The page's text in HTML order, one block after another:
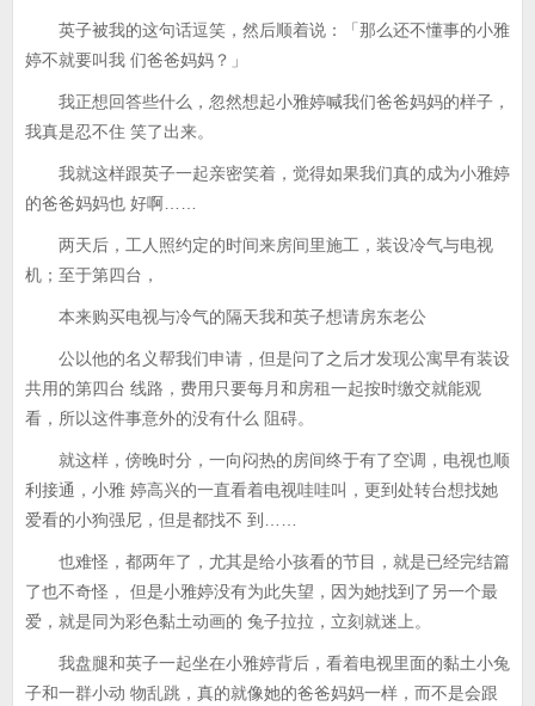
英子被我的这句话逗笑，然后顺着说：「那么还不懂事的小雅
婷不就要叫我 们爸爸妈妈？」
我正想回答些什么，忽然想起小雅婷喊我们爸爸妈妈的样子，
我真是忍不住 笑了出来。
我就这样跟英子一起亲密笑着，觉得如果我们真的成为小雅婷
的爸爸妈妈也 好啊……
两天后，工人照约定的时间来房间里施工，装设冷气与电视
机；至于第四台，
本来购买电视与冷气的隔天我和英子想请房东老公
公以他的名义帮我们申请，但是问了之后才发现公寓早有装设
共用的第四台 线路，费用只要每月和房租一起按时缴交就能观
看，所以这件事意外的没有什么 阻碍。
就这样，傍晚时分，一向闷热的房间终于有了空调，电视也顺
利接通，小雅 婷高兴的一直看着电视哇哇叫，更到处转台想找她
爱看的小狗强尼，但是都找不 到……
也难怪，都两年了，尤其是给小孩看的节目，就是已经完结篇
了也不奇怪， 但是小雅婷没有为此失望，因为她找到了另一个最
爱，就是同为彩色黏土动画的 兔子拉拉，立刻就迷上。
我盘腿和英子一起坐在小雅婷背后，看着电视里面的黏土小兔
子和一群小动 物乱跳，真的就像她的爸爸妈妈一样，而不是会跟